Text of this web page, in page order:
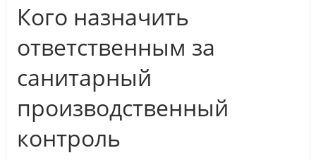
Кого назначить
ответственным за
санитарный
производственный
контроль